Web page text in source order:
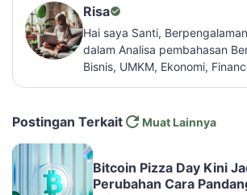
Risa
Hai saya Santi,
dalam Analisa pembahasan
Bisnis, UMKM, Ekonomi,
Postingan Terkait Muat Lainnya
Bitcoin Pizza Day Kini
Perubahan Cara